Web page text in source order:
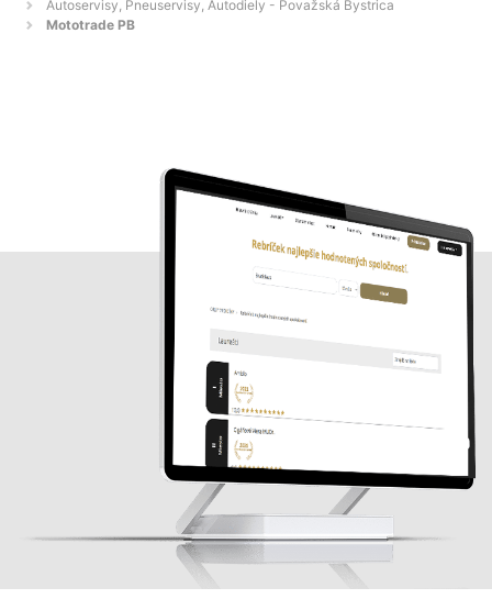
Autoservisy, Pneuservisy, Autodiely - Považská Bystrica
Mototrade PB